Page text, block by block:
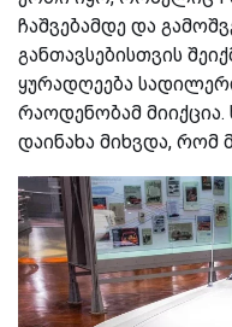
ჩაშვებამდე და
განთავსებისთვის
ყურადღეება
რაოდენობამ
დაინახა მიხვდა, რომ